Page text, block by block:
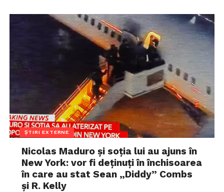
ȘTIRI EXTERNE
Nicolas Maduro și soția lui au ajuns în
New York: vor fi deținuți în închisoarea
în care au stat Sean „Diddy” Combs
și R. Kelly